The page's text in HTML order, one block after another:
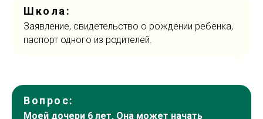
Школа:
Заявление, свидетельство о рождении ребенка,
паспорт одного из родителей.
Вопрос:
Моей дочери 6 лет. Она может начать